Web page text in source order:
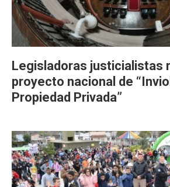
Legisladoras justicialistas
proyecto nacional de
Propiedad Privada”